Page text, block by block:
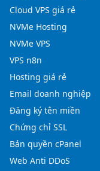
Cloud VPS giá rẻ
NVMe Hosting
NVMe VPS
VPS n8n
Hosting giá rẻ
Email doanh nghiệp
Đăng ký tên miền
Chứng chỉ SSL
Bản quyền cPanel
Web Anti DDoS